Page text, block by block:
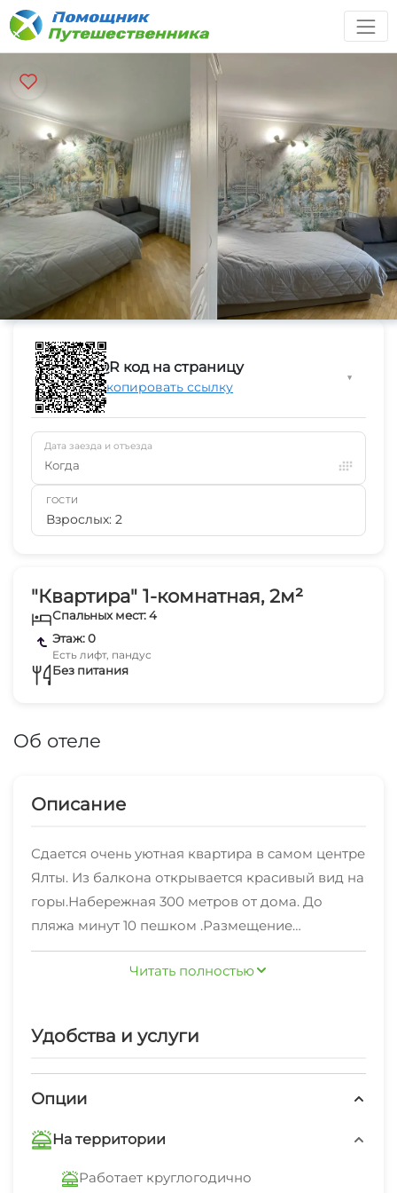
"Квартира" 1-комнатная, 2м²
Спальных мест: 4
Этаж: 0
Есть лифт, пандус
Без питания
Об отеле
Описание
Сдается очень уютная квартира в самом центре
Ялты. Из балкона открывается красивый вид на
горы.Набережная 300 метров от дома. До
пляжа минут 10 пешком .Размещение
возможно до 3 человек.За 4 гостя
предусмотрена доплата.
смарт, кондиционер, стиральная машина,
диван.
Командировочным предоставляем чек!
Возможен трансфер из Симферополя.
Читать полностью
Удобства и услуги
Опции
На территории
Работает круглогодично
QR код на страницу
Скопировать ссылку
▼
Дата заезда и отъезда
Когда
ГОСТИ
Взрослых: 2